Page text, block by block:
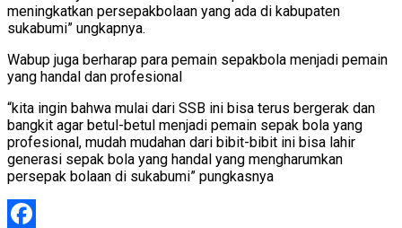
meningkatkan persepakbolaan yang ada di kabupaten
sukabumi” ungkapnya.
Wabup juga berharap para pemain sepakbola menjadi pemain
yang handal dan profesional
“kita ingin bahwa mulai dari SSB ini bisa terus bergerak dan
bangkit agar betul-betul menjadi pemain sepak bola yang
profesional, mudah mudahan dari bibit-bibit ini bisa lahir
generasi sepak bola yang handal yang mengharumkan
persepak bolaan di sukabumi” pungkasnya